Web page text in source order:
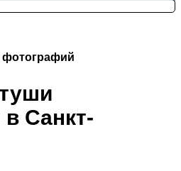
фотографий
Санкт-